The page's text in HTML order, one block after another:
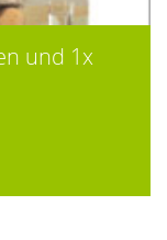
und 1x